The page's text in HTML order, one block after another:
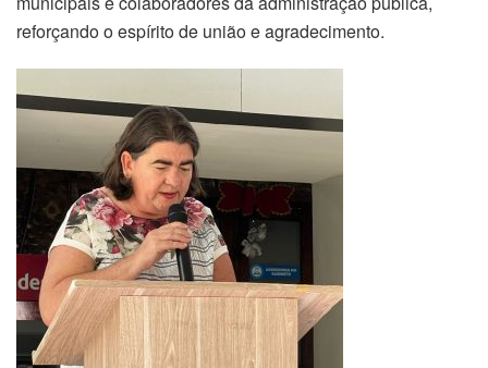
reforçando o espírito de união e agradecimento.